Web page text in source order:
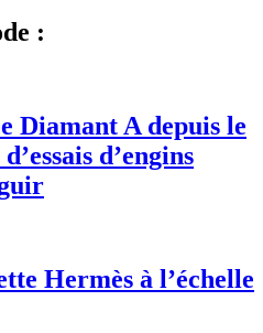
:
Diamant A depuis le
d’engins
Hermès à l’échelle